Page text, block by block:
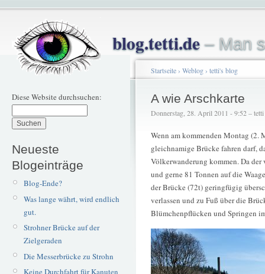
blog.tetti.de– Man
Diese Website durchsuchen:
Neueste
Blogeinträge
Blog-Ende?
Was lange währt, wird endlich
gut.
Strohner Brücke auf der
Zielgeraden
Die Messerbrücke zu Strohn
Keine Durchfahrt für Kanuten
Startseite› Weblog› tetti's blog
A wie Arschkarte
Donnerstag, 28. April 2011 - 9:52 – tetti
Wenn am kommenden Montag (2.
gleichnamige Brücke fahren darf,
Völkerwanderung kommen. Da
und gerne 81 Tonnen auf die
der Brücke (72t) geringfügig
verlassen und zu Fuß über die
Blümchenpflücken und Springen